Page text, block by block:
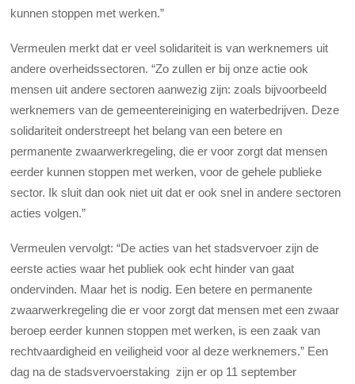
kunnen stoppen met werken.”
Vermeulen merkt dat er veel solidariteit is van werknemers uit
andere overheidssectoren. “Zo zullen er bij onze actie ook
mensen uit andere sectoren aanwezig zijn: zoals bijvoorbeeld
werknemers van de gemeentereiniging en waterbedrijven. Deze
solidariteit onderstreept het belang van een betere en
permanente zwaarwerkregeling, die er voor zorgt dat mensen
eerder kunnen stoppen met werken, voor de gehele publieke
sector. Ik sluit dan ook niet uit dat er ook snel in andere sectoren
acties volgen.”
Vermeulen vervolgt: “De acties van het stadsvervoer zijn de
eerste acties waar het publiek ook echt hinder van gaat
ondervinden. Maar het is nodig. Een betere en permanente
zwaarwerkregeling die er voor zorgt dat mensen met een zwaar
beroep eerder kunnen stoppen met werken, is een zaak van
rechtvaardigheid en veiligheid voor al deze werknemers.” Een
dag na de stadsvervoerstaking zijn er op 11 september